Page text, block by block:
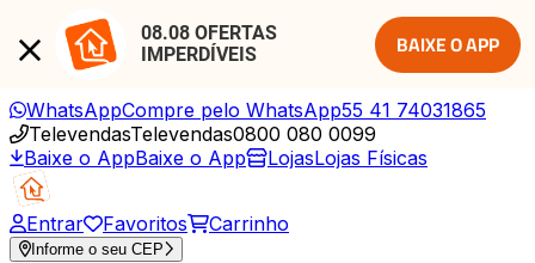
08.08 OFERTAS
IMPERDÍVEIS
BAIXE O APP
WhatsAppCompre pelo WhatsApp55 41 74031865
TelevendasTelevendas0800 080 0099
Baixe o AppBaixe o App LojasLojas Físicas
Entrar Favoritos Carrinho
Informe o seu CEP